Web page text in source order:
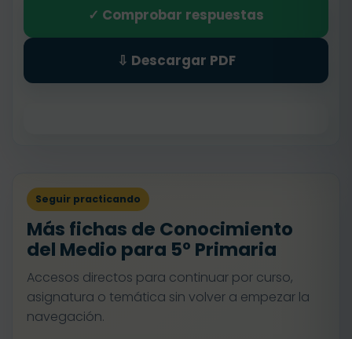
✓ Comprobar respuestas
⇩ Descargar PDF
Seguir practicando
Más fichas de Conocimiento
del Medio para 5º Primaria
Accesos directos para continuar por curso,
asignatura o temática sin volver a empezar la
navegación.